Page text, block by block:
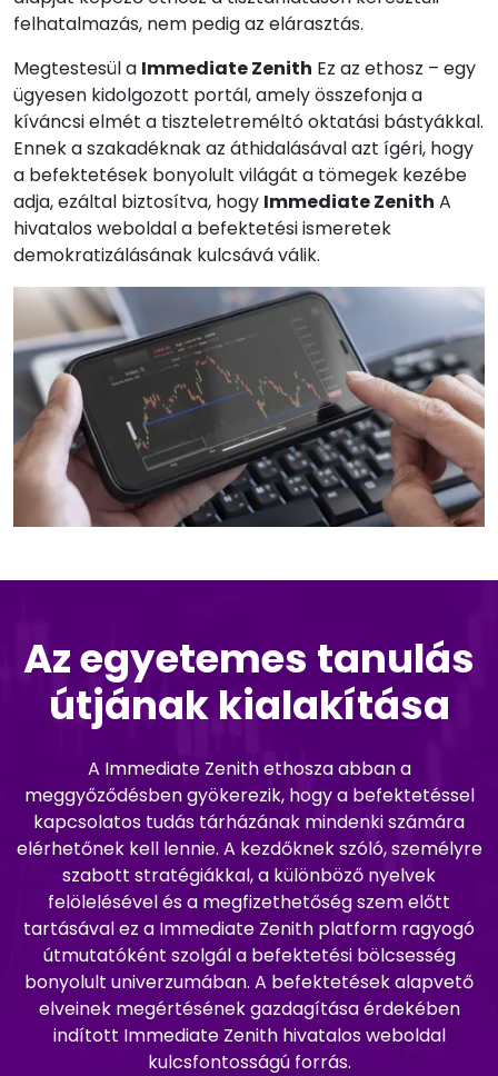
felhatalmazás, nem pedig az elárasztás.
Megtestesül a Immediate Zenith Ez az ethosz – egy
ügyesen kidolgozott portál, amely összefonja a
kíváncsi elmét a tiszteletreméltó oktatási bástyákkal.
Ennek a szakadéknak az áthidalásával azt ígéri, hogy
a befektetések bonyolult világát a tömegek kezébe
adja, ezáltal biztosítva, hogy Immediate Zenith A
hivatalos weboldal a befektetési ismeretek
demokratizálásának kulcsává válik.
Az egyetemes tanulás
útjának kialakítása
A Immediate Zenith ethosza abban a
meggyőződésben gyökerezik, hogy a befektetéssel
kapcsolatos tudás tárházának mindenki számára
elérhetőnek kell lennie. A kezdőknek szóló, személyre
szabott stratégiákkal, a különböző nyelvek
felölelésével és a megfizethetőség szem előtt
tartásával ez a Immediate Zenith platform ragyogó
útmutatóként szolgál a befektetési bölcsesség
bonyolult univerzumában. A befektetések alapvető
elveinek megértésének gazdagítása érdekében
indított Immediate Zenith hivatalos weboldal
kulcsfontosságú forrás.